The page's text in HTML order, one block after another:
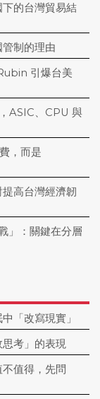
的台灣貿易結
制的理由
引爆台美
ASIC、CPU 與
，而是
提高台灣經濟韌
」：關鍵在分層
「改寫現實」
考」的表現
值得，先問